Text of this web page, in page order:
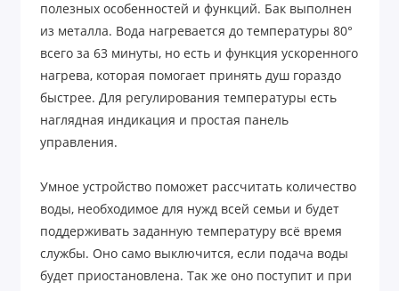
полезных особенностей и функций. Бак выполнен
из металла. Вода нагревается до температуры 80°
всего за 63 минуты, но есть и функция ускоренного
нагрева, которая помогает принять душ гораздо
быстрее. Для регулирования температуры есть
наглядная индикация и простая панель
управления.
Умное устройство поможет рассчитать количество
воды, необходимое для нужд всей семьи и будет
поддерживать заданную температуру всё время
службы. Оно само выключится, если подача воды
будет приостановлена. Так же оно поступит и при